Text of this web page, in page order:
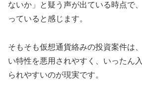
ないか」と疑う声が出ている時点で
っていると感じます。
そもそも仮想通貨絡みの投資案件は
い特性を悪用されやすく、いったん
られやすいのが現実です。